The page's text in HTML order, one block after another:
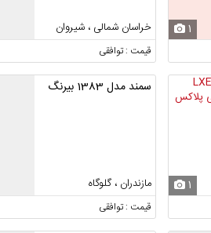
1 خراسان شمالی ، شیروان
قیمت : توافقی
1
سمند مدل 1383 بیرنگ
مازندران ، گلوگاه
قیمت : توافقی